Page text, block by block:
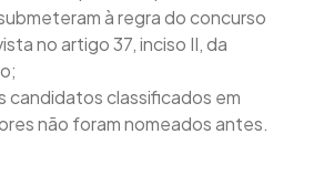
à regra do concurso
no artigo 37, inciso II, da
candidatos classificados em
não foram nomeados antes.